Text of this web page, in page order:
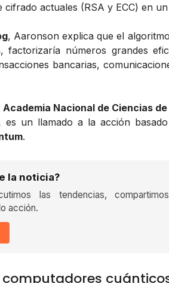
actuales (RSA y ECC) en
, Aaronson explica que el
factorizaría números grandes
bancarias,
Academia Nacional de Ciencias de
es un llamado a la acción
.
la noticia?
las tendencias,
acción.